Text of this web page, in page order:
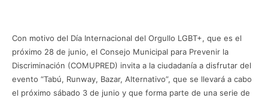
Con motivo del Día Internacional del Orgullo LGBT+, que es el
próximo 28 de junio, el Consejo Municipal para Prevenir la
Discriminación (COMUPRED) invita a la ciudadanía a disfrutar del
evento “Tabú, Runway, Bazar, Alternativo”, que se llevará a cabo
el próximo sábado 3 de junio y que forma parte de una serie de